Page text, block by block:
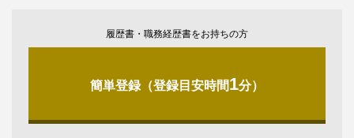
履歴書・職務経歴書をお持ちの方
簡単登録（登録目安時間1分）